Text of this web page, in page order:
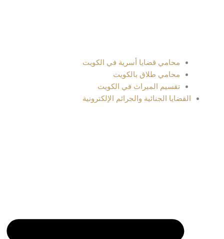
محامي قضايا أسرية في الكويت
محامي طلاق بالكويت
تقسيم الميراث في الكويت
القضايا الجنائية والجرائم الإلكترونية